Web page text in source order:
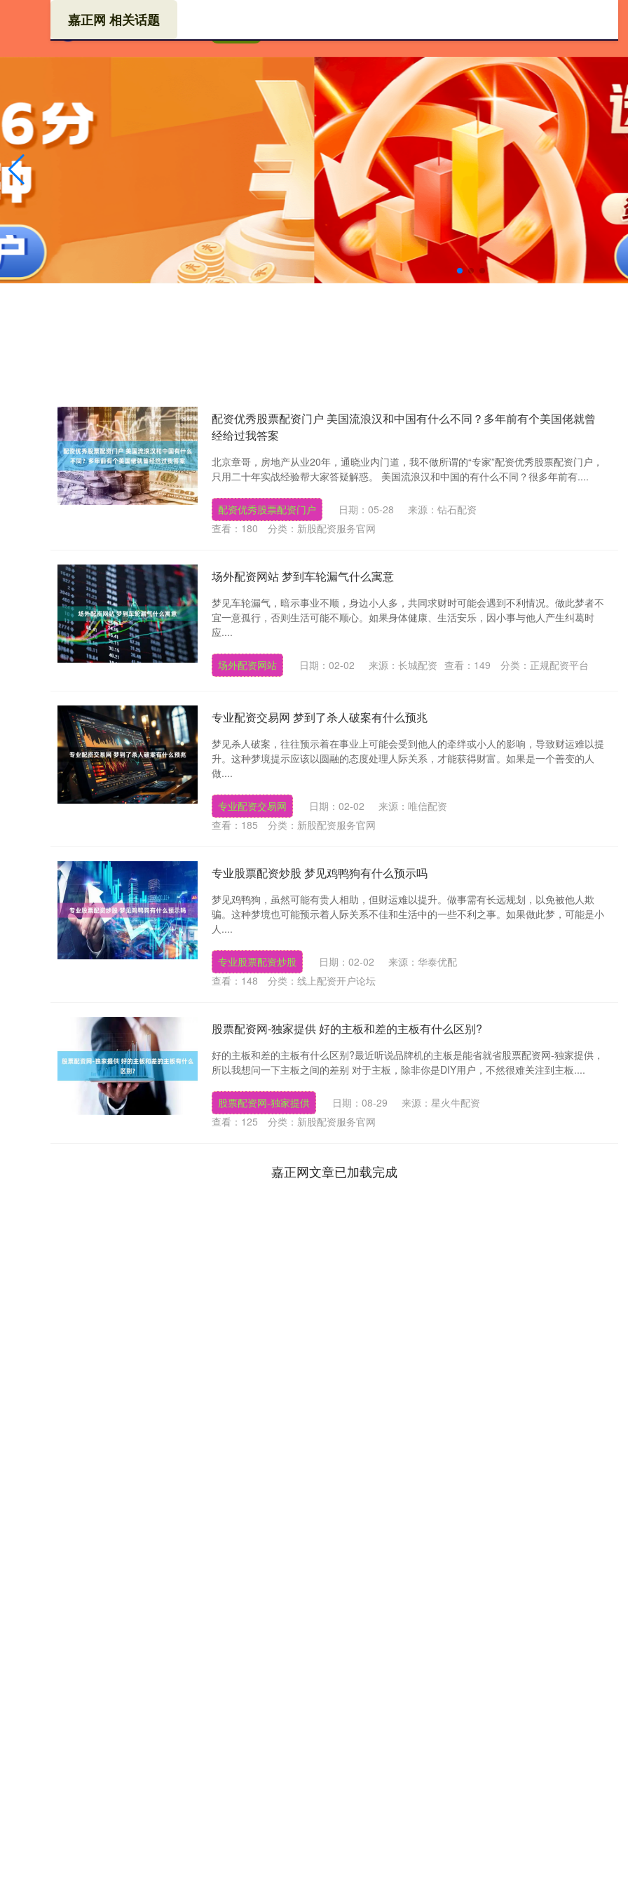
嘉正网 相关话题
配资优秀股票配资门户 美国流浪汉和中国有什么不同？多年前有个美国佬就曾
经给过我答案
北京章哥，房地产从业20年，通晓业内门道，我不做所谓的“专家”配资优秀股票配资门户，
只用二十年实战经验帮大家答疑解惑。 美国流浪汉和中国的有什么不同？很多年前有....
配资优秀股票配资门户 日期：05-28
来源：钻石配资
查看： 180 分类： 新股配资服务官网
场外配资网站 梦到车轮漏气什么寓意
梦见车轮漏气，暗示事业不顺，身边小人多，共同求财时可能会遇到不利情况。做此梦者不
宜一意孤行，否则生活可能不顺心。如果身体健康、生活安乐，因小事与他人产生纠葛时
应....
场外配资网站 日期：02-02 来源：长城配资 查看： 149 分类： 正规配资平台
专业配资交易网 梦到了杀人破案有什么预兆
梦见杀人破案，往往预示着在事业上可能会受到他人的牵绊或小人的影响，导致财运难以提
升。这种梦境提示应该以圆融的态度处理人际关系，才能获得财富。如果是一个善变的人
做....
专业配资交易网 日期：02-02
来源：唯信配资
查看： 185 分类： 新股配资服务官网
专业股票配资炒股 梦见鸡鸭狗有什么预示吗
梦见鸡鸭狗，虽然可能有贵人相助，但财运难以提升。做事需有长远规划，以免被他人欺
骗。这种梦境也可能预示着人际关系不佳和生活中的一些不利之事。如果做此梦，可能是小
人....
专业股票配资炒股 日期：02-02
来源：华泰优配
查看： 148 分类： 线上配资开户论坛
股票配资网-独家提供 好的主板和差的主板有什么区别?
好的主板和差的主板有什么区别?最近听说品牌机的主板是能省就省股票配资网-独家提供，
所以我想问一下主板之间的差别 对于主板，除非你是DIY用户，不然很难关注到主板....
股票配资网-独家提供 日期：08-29
来源：星火牛配资
查看： 125 分类： 新股配资服务官网
嘉正网文章已加载完成